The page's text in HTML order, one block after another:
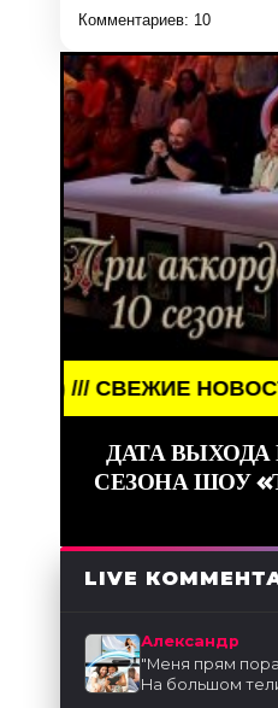
Комментариев: 10
/// BREAKING
ДАТА ВЫХОДА
СЕЗОНА ШОУ
LIVE
Александр
"Меня прям
На большом